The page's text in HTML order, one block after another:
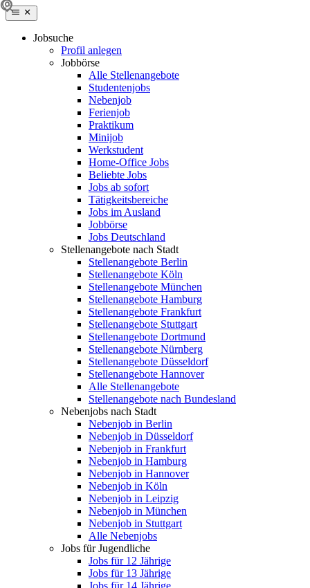
Jobsuche
Profil anlegen
Jobbörse
Alle Stellenangebote
Studentenjobs
Nebenjob
Ferienjob
Praktikum
Minijob
Werkstudent
Home-Office Jobs
Beliebte Jobs
Jobs ab sofort
Tätigkeitsbereiche
Jobs im Ausland
Jobbörse
Jobs Deutschland
Stellenangebote nach Stadt
Stellenangebote Berlin
Stellenangebote Köln
Stellenangebote München
Stellenangebote Hamburg
Stellenangebote Frankfurt
Stellenangebote Stuttgart
Stellenangebote Dortmund
Stellenangebote Nürnberg
Stellenangebote Düsseldorf
Stellenangebote Hannover
Alle Stellenangebote
Stellenangebote nach Bundesland
Nebenjobs nach Stadt
Nebenjob in Berlin
Nebenjob in Düsseldorf
Nebenjob in Frankfurt
Nebenjob in Hamburg
Nebenjob in Hannover
Nebenjob in Köln
Nebenjob in Leipzig
Nebenjob in München
Nebenjob in Stuttgart
Alle Nebenjobs
Jobs für Jugendliche
Jobs für 12 Jährige
Jobs für 13 Jährige
Jobs für 14 Jährige